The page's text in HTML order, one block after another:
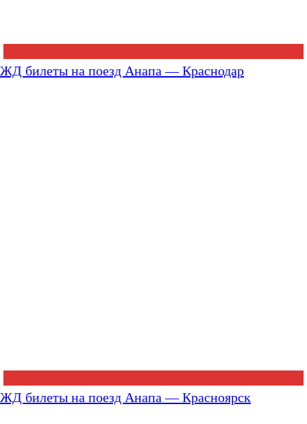
ЖД билеты на поезд Анапа — Краснодар
ЖД билеты на поезд Анапа — Красноярск